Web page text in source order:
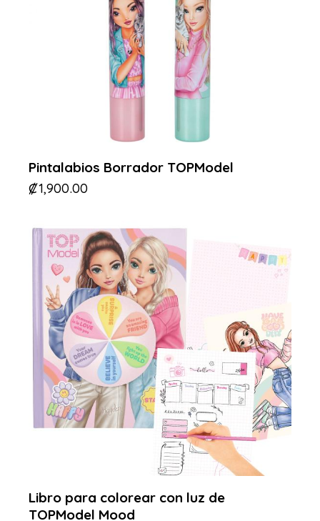
Pintalabios Borrador TOPModel
₡1,900.00
Libro para colorear con luz de
TOPModel Mood